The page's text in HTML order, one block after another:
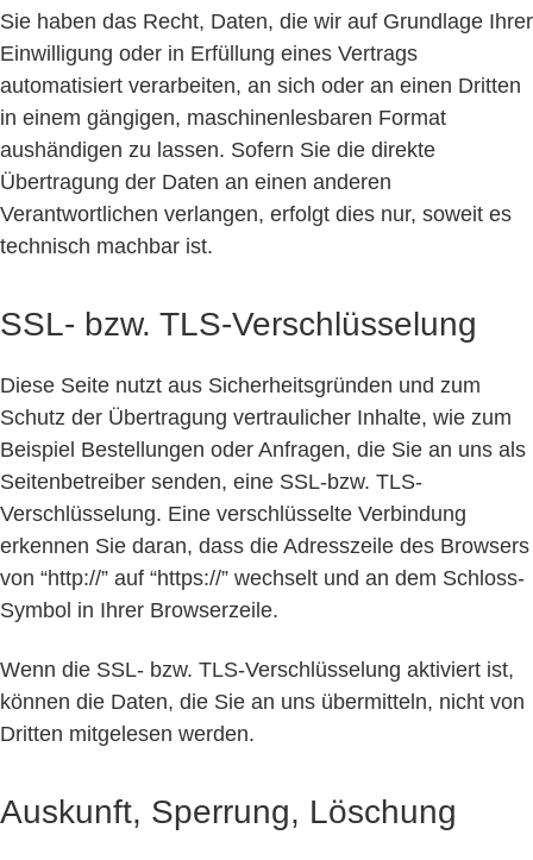
Sie haben das Recht, Daten, die wir auf Grundlage Ihrer
Einwilligung oder in Erfüllung eines Vertrags
automatisiert verarbeiten, an sich oder an einen Dritten
in einem gängigen, maschinenlesbaren Format
aushändigen zu lassen. Sofern Sie die direkte
Übertragung der Daten an einen anderen
Verantwortlichen verlangen, erfolgt dies nur, soweit es
technisch machbar ist.
SSL- bzw. TLS-Verschlüsselung
Diese Seite nutzt aus Sicherheitsgründen und zum
Schutz der Übertragung vertraulicher Inhalte, wie zum
Beispiel Bestellungen oder Anfragen, die Sie an uns als
Seitenbetreiber senden, eine SSL-bzw. TLS-
Verschlüsselung. Eine verschlüsselte Verbindung
erkennen Sie daran, dass die Adresszeile des Browsers
von “http://” auf “https://” wechselt und an dem Schloss-
Symbol in Ihrer Browserzeile.
Wenn die SSL- bzw. TLS-Verschlüsselung aktiviert ist,
können die Daten, die Sie an uns übermitteln, nicht von
Dritten mitgelesen werden.
Auskunft, Sperrung, Löschung